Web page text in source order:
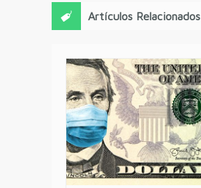
Artículos Relacionados